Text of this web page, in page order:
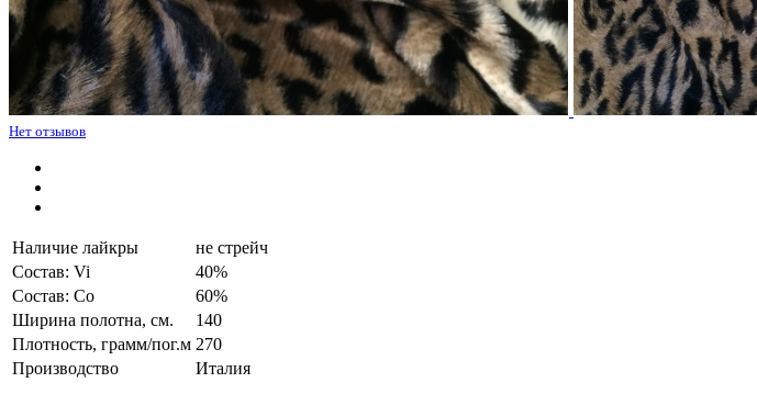
Нет отзывов
Наличие лайкры
не стрейч
Состав: Vi
40%
Состав: Co
60%
Ширина полотна, см.
140
Плотность, грамм/пог.м 270
Производство
Италия